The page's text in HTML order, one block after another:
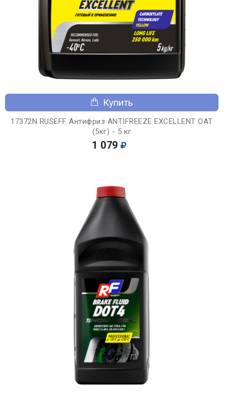
Купить
17372N RUSEFF Антифриз ANTIFREEZE EXCELLENT OAT
(5кг) - 5 кг
1 079